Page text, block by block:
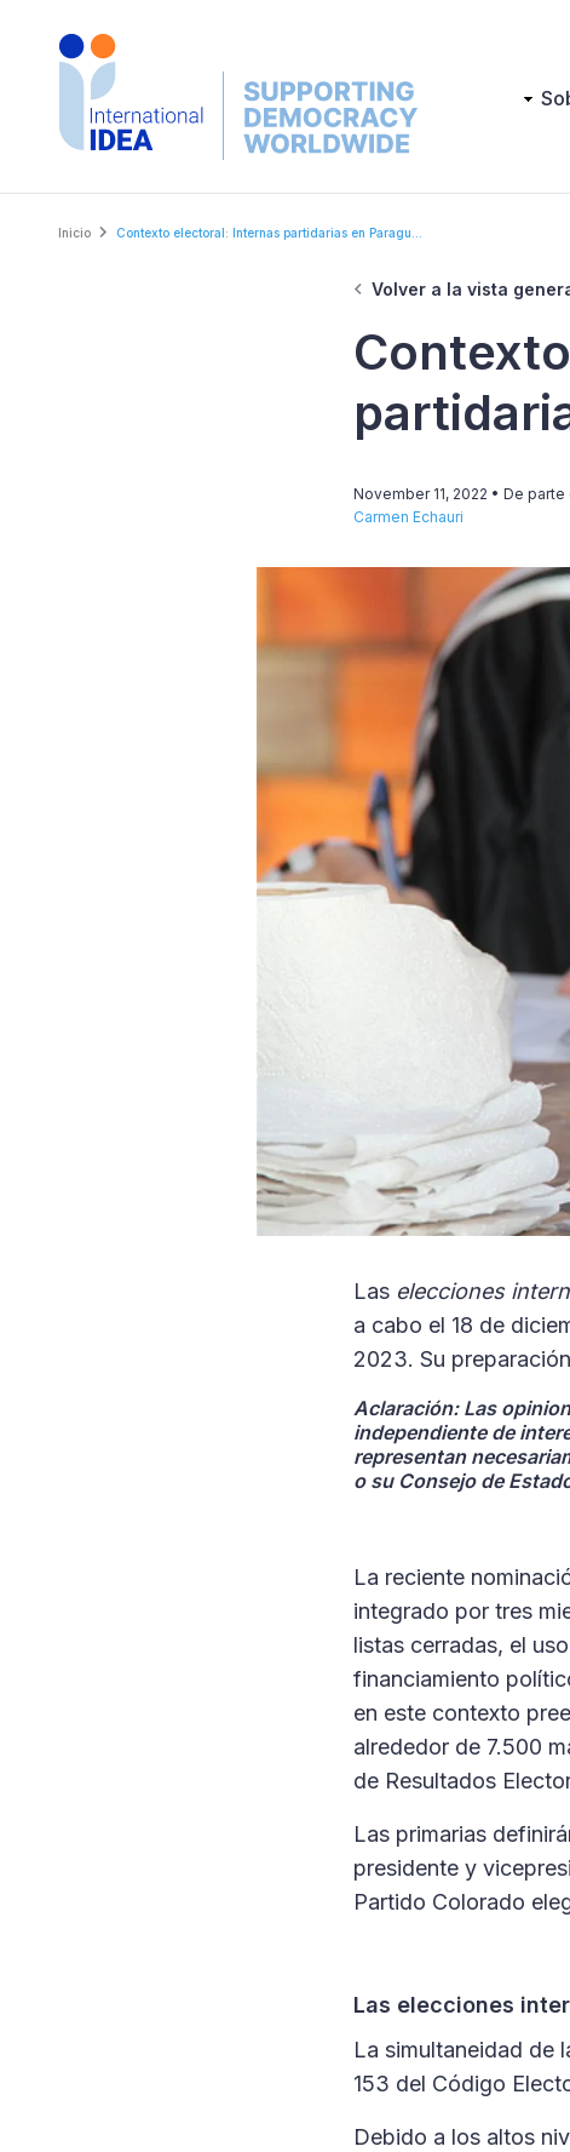
Main
Breadcrumb
Inicio Contexto electoral: Internas partidarias en Paragu...
Volver a la vista
November 11, 2022 • De parte
Carmen Echauri
Las elecciones
a cabo el 18 de
2023. Su
Aclaración: Las
independiente de
representan
o su Consejo de
La reciente
integrado por tres
listas cerradas, el
financiamiento
en este contexto
alrededor de 7.500
de Resultados
Las primarias
presidente y
Partido Colorado
Las elecciones
La simultaneidad de
153 del Código
Debido a los altos